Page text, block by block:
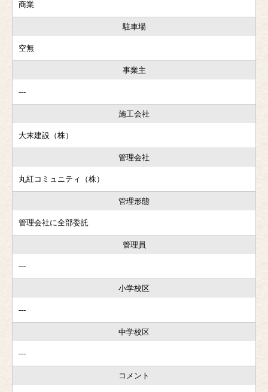
商業
駐車場
空無
事業主
---
施工会社
大末建設（株）
管理会社
丸紅コミュニティ（株）
管理形態
管理会社に全部委託
管理員
---
小学校区
---
中学校区
---
コメント